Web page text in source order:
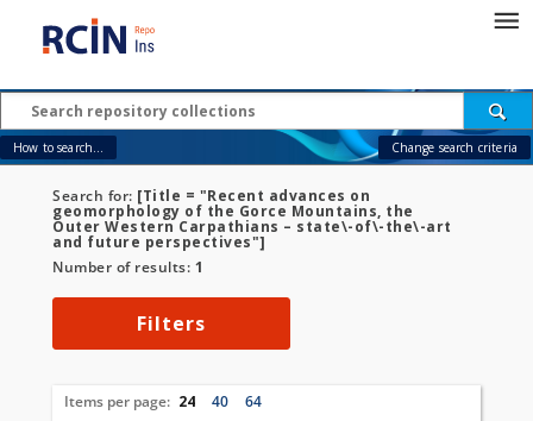
How to search... Change search criteria
Search for: [Title = "Recent advances on
geomorphology of the Gorce Mountains, the
Outer Western Carpathians – state\-of\-the\-art
and future perspectives"]
Number of results: 1
Filters
Items per page: 24 40
64